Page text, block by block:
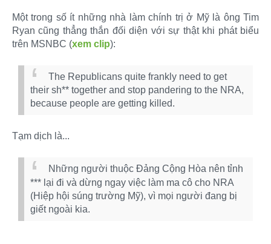
Một trong số ít những nhà làm chính trị ở Mỹ là ông Tim
Ryan cũng thẳng thắn đối diện với sự thật khi phát biểu
trên MSNBC (xem clip):
The Republicans quite frankly need to get
their sh** together and stop pandering to the NRA,
because people are getting killed.
Tạm dịch là...
Những người thuộc Đảng Cộng Hòa nên tỉnh
*** lại đi và dừng ngay việc làm ma cô cho NRA
(Hiệp hội súng trường Mỹ), vì mọi người đang bị
giết ngoài kia.